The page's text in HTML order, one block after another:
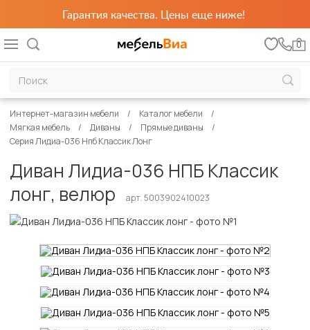
Гарантия качества. Цены еще ниже!
0
Интернет-магазин мебели
Каталог мебели
Мягкая мебель
Диваны
Прямые диваны
Серия Лидиа-036 Нпб Классик Лонг
Диван Лидиа-036 НПБ Классик
лонг, велюр
арт. 5003902410023